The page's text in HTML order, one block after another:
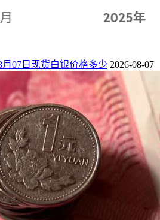
07日现货白银价格多少 2026-08-07